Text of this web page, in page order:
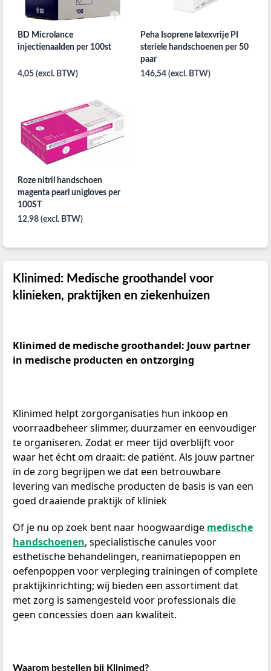
BD Microlance
injectienaalden per 100st
4,05 (excl. BTW)
Peha Isoprene latexvrije PI
steriele handschoenen per 50
paar
146,54 (excl. BTW)
Roze nitril handschoen
magenta pearl unigloves per
100ST
12,98 (excl. BTW)
Klinimed: Medische groothandel voor
klinieken, praktijken en ziekenhuizen
Klinimed de medische groothandel: Jouw partner
in medische producten en ontzorging
Klinimed helpt zorgorganisaties hun inkoop en
voorraadbeheer slimmer, duurzamer en eenvoudiger
te organiseren. Zodat er meer tijd overblijft voor
waar het écht om draait: de patiënt. Als jouw partner
in de zorg begrijpen we dat een betrouwbare
levering van medische producten de basis is van een
goed draaiende praktijk of kliniek
Of je nu op zoek bent naar hoogwaardige medische
handschoenen, specialistische canules voor
esthetische behandelingen, reanimatiepoppen en
oefenpoppen voor verpleging trainingen of complete
praktijkinrichting; wij bieden een assortiment dat
met zorg is samengesteld voor professionals die
geen concessies doen aan kwaliteit.
Waarom bestellen bij Klinimed?